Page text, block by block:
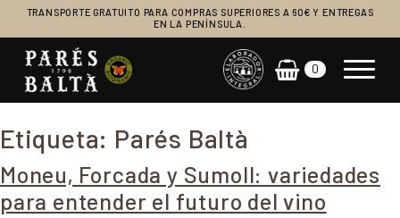
TRANSPORTE GRATUITO PARA COMPRAS SUPERIORES A 60€ Y ENTREGAS
EN LA PENÍNSULA.
Navegación principal 0
Etiqueta: Parés Baltà
Moneu, Forcada y Sumoll: variedades
para entender el futuro del vino